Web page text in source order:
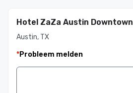
Hotel ZaZa Austin Downtown
Austin, TX
*Probleem melden